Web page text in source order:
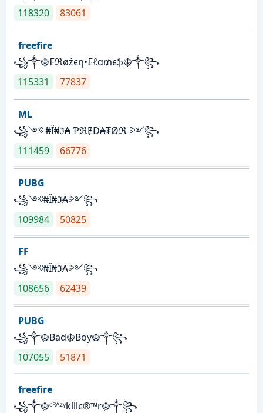
118320
83061
freefire
꧁༒☬₣ℜøźєη•₣ℓα₥єֆ☬༒꧂
115331
77837
ML
꧁༺ ₦Ї₦ℑ₳ ƤℜɆĐ₳₮Øℜ ༻꧂
111459
66776
PUBG
꧁༺₦Ї₦ℑ₳༻꧂
109984
50825
FF
꧁༺₦Ї₦ℑ₳༻꧂
108656
62439
PUBG
꧁༒☬Bad☬Boy☬༒꧂
107055
51871
freefire
꧁༒☬ᶜᴿᴬᶻᵞkíllє®™r☬༒꧂